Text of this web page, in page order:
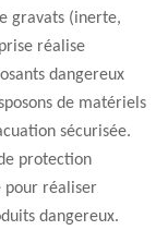
gravats (inerte,
réalise
dangereux
de matériels
sécurisée.
protection
pour réaliser
dangereux.